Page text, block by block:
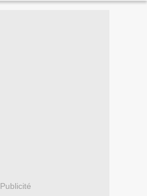
Publicité